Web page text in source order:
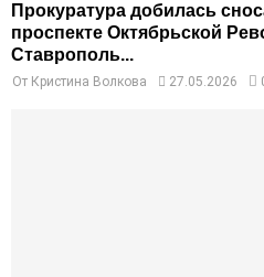
Прокуратура добилась
проспекте Октябрьской
Ставрополь...
От Кристина Волкова 27.05.2026